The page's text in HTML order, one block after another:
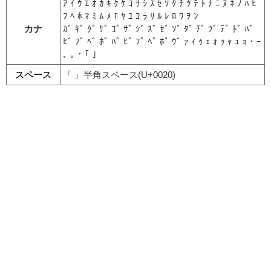
カナ
ｱ ｲ ｳ ｴ ｵ ｶ ｷ ｸ ｹ ｺ ｻ ｼ ｽ ｾ ｿ ﾀ ﾁ ﾂ ﾃ ﾄ ﾅ ﾆ ﾇ ﾈ ﾉ ﾊ ﾋ
ﾌ ﾍ ﾎ ﾏ ﾐ ﾑ ﾒ ﾓ ﾔ ﾕ ﾖ ﾗ ﾘ ﾙ ﾚ ﾛ ﾜ ｦ ﾝ
ｶﾞ ｷﾞ ｸﾞ ｹﾞ ｺﾞ ｻﾞ ｼﾞ ｽﾞ ｾﾞ ｿﾞ ﾀﾞ ﾁﾞ ﾂﾞ ﾃﾞ ﾄﾞ ﾊﾞ
ﾋﾞ ﾌﾞ ﾍﾞ ﾎﾞ ﾊﾟ ﾋﾟ ﾌﾟ ﾍﾟ ﾎﾟ ｳﾞ ｧ ｨ ｩ ｪ ｫ ｯ ｬ ｭ ｮ ･ ｰ
､ ｡ ･ ｢ ｣
スペース
「 」半角スペース(U+0020)